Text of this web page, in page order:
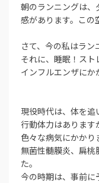
朝のランニングは
感があります。この
さて、今の私はラン
それに、睡眠！スト
インフルエンザにか
現役時代は、体を追
行動体力はあります
色々な病気にかかり
無菌性髄膜炎、扁
た。
今の時期は、事前